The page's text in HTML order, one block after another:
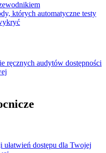
których automatyczne testy
ręcznych audytów dostępności
ułatwień dostępu dla Twojej